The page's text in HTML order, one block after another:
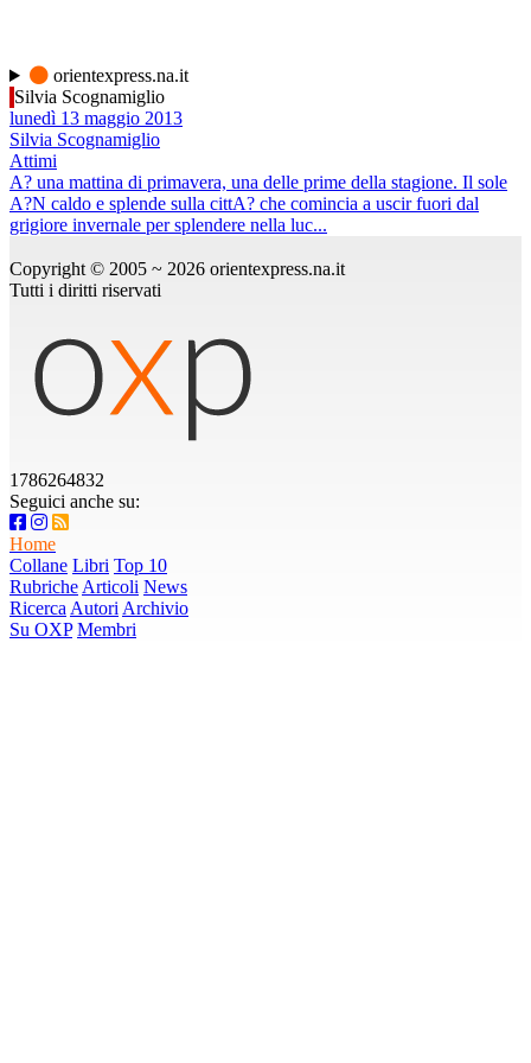
orientexpress.na.it
Silvia Scognamiglio
lunedì 13 maggio 2013
Silvia Scognamiglio
Attimi
A? una mattina di primavera, una delle prime della stagione. Il sole
A?N caldo e splende sulla cittA? che comincia a uscir fuori dal
grigiore invernale per splendere nella luc...
Copyright © 2005 ~ 2026 orientexpress.na.it
Tutti i diritti riservati
1786264832
Seguici anche su:
Home
Collane Libri Top 10
Rubriche Articoli News
Ricerca Autori Archivio
Su OXP Membri